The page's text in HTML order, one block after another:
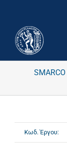
Κωδ. Έργου: